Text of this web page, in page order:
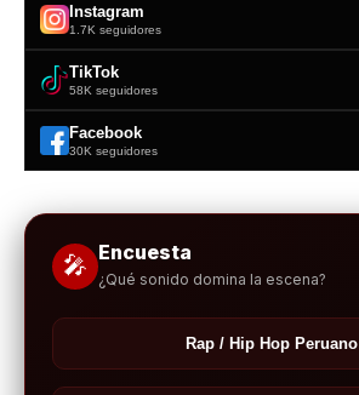
Instagram
1.7K seguidores
TikTok
58K seguidores
Facebook
30K seguidores
🎤 Encuesta
¿Qué sonido domina la escena?
Rap / Hip Hop Peruano